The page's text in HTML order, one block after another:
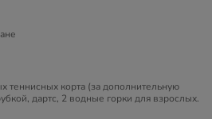
теннисных корта (за дополнительную
дартс, 2 водные горки для взрослых.